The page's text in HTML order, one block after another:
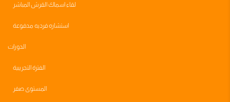
لقاء اسماك القرش المباشر
استشاره فرديه مدفوعة
الدورات
الفترة التجريبية
المستوى صفر